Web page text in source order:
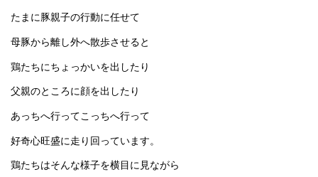
たまに豚親子の行動に任せて
母豚から離し外へ散歩させると
鶏たちにちょっかいを出したり
父親のところに顔を出したり
あっちへ行ってこっちへ行って
好奇心旺盛に走り回っています。
鶏たちはそんな様子を横目に見ながら